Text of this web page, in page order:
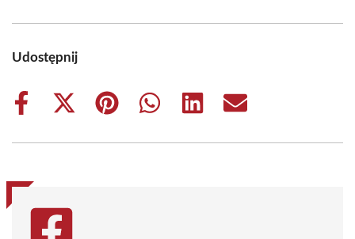
Udostępnij
Share
Share
(Twitter)
Share
Share
Share
Share